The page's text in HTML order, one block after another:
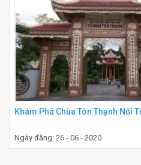
Khám Phá Chùa Tôn Thạnh Nổi
Ngày đăng: 26 - 06 - 2020